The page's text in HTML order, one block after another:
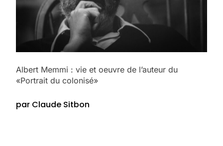
Albert Memmi : vie et oeuvre de l’auteur du
«Portrait du colonisé»
par Claude Sitbon